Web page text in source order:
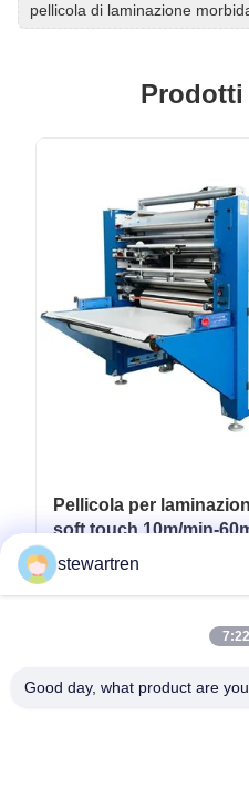
pellicola di laminazione
Pellicola per
soft touch 10m/min-
imballaggi flessibili
stewartren
Good day, what product are